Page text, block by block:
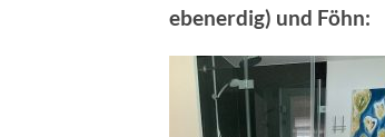
ebenerdig) und Föhn: